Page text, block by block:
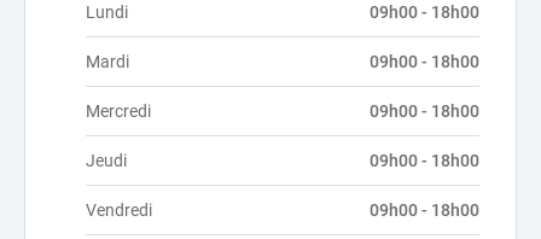
Lundi 09h00 - 18h00
Mardi 09h00 - 18h00
Mercredi 09h00 - 18h00
Jeudi 09h00 - 18h00
Vendredi 09h00 - 18h00